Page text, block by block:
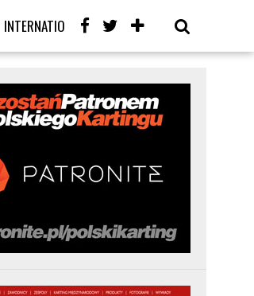
INTERNATIONAL KARTING CAFE